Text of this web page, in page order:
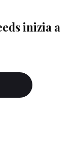
inizia a